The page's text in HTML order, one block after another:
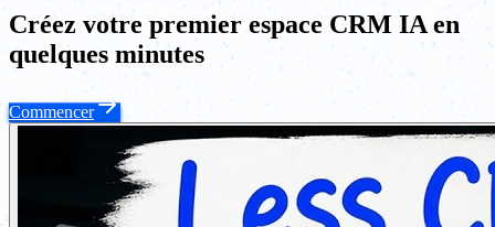
Créez votre premier espace CRM IA en
quelques minutes
Commencer